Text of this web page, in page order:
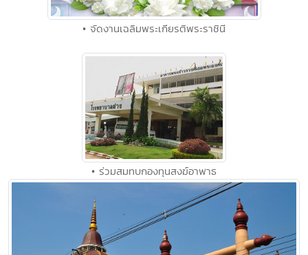
• จัดงานเฉลิมพระเกียรติพระราชินี
• ร่วมสมทบกองทุนสงฆ์อาพาธ